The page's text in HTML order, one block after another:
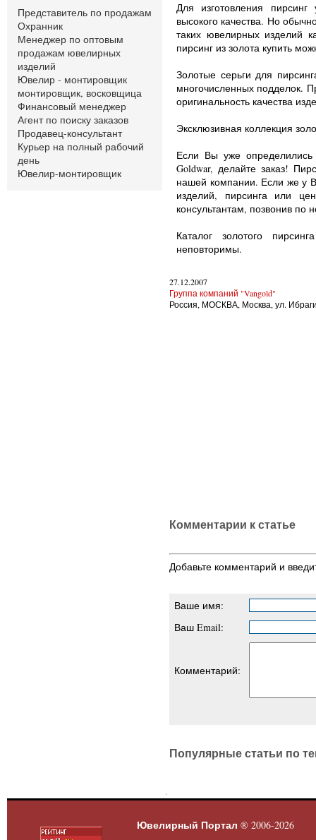
Представитель по продажам
Охранник
Менеджер по оптовым
продажам ювелирных
изделий
Ювелир - монтировщик
монтировщик, восковщица
Финансовый менеджер
Агент по поиску заказов
Продавец-консультант
Курьер на полный рабочий
день
Ювелир-монтировщик
Для изготовления
высокого качества. Но
таких ювелирных изделий
пирсинг из золота купить
Золотые серьги для
многочисленных подделок.
оригинальность качества
Эксклюзивная коллекция
Если Вы уже определились
Goldwar, делайте заказ!
нашей компании. Если же у
изделий, пирсинга или
консультантам, позвонив по
Каталог золотого
неповторимы.
27.12.2007
Группа компаний "Vangold"
Россия, МОСКВА, Москва, ул.
Комментарии к статье
Добавьте комментарий и
Ваше имя:
Ваш Email:
Комментарий:
Популярные статьи по
Ювелирный Портал ® 2006-2026